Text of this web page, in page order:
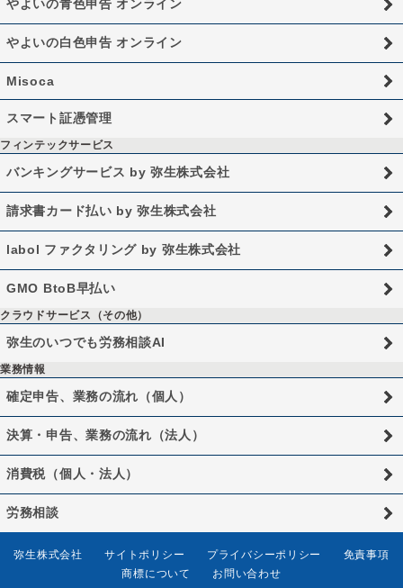
やよいの青色申告 オンライン
やよいの白色申告 オンライン
Misoca
スマート証憑管理
フィンテックサービス
バンキングサービス by 弥生株式会社
請求書カード払い by 弥生株式会社
labol ファクタリング by 弥生株式会社
GMO BtoB早払い
クラウドサービス（その他）
弥生のいつでも労務相談AI
業務情報
確定申告、業務の流れ（個人）
決算・申告、業務の流れ（法人）
消費税（個人・法人）
労務相談
弥生株式会社 サイトポリシー プライバシーポリシー
免責事項
商標について
お問い合わせ